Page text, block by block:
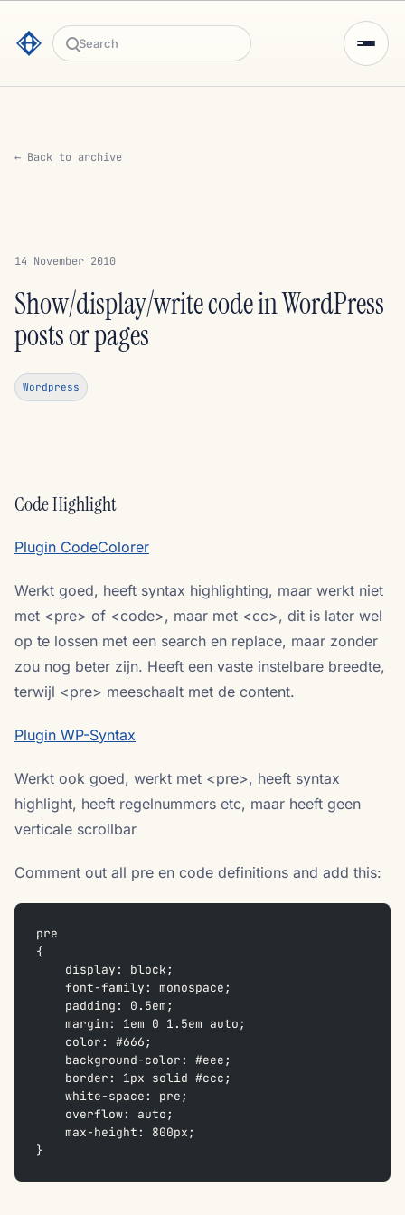
Search
← Back to archive
14 November 2010
Show/display/write code in WordPress
posts or pages
Wordpress
Code Highlight
Plugin CodeColorer
Werkt goed, heeft syntax highlighting, maar werkt niet
met <pre> of <code>, maar met <cc>, dit is later wel
op te lossen met een search en replace, maar zonder
zou nog beter zijn. Heeft een vaste instelbare breedte,
terwijl <pre> meeschaalt met de content.
Plugin WP-Syntax
Werkt ook goed, werkt met <pre>, heeft syntax
highlight, heeft regelnummers etc, maar heeft geen
verticale scrollbar
Comment out all pre en code definitions and add this:
pre
{
    display: block;
    font-family: monospace;
    padding: 0.5em;
    margin: 1em 0 1.5em auto;
    color: #666;
    background-color: #eee;
    border: 1px solid #ccc;
    white-space: pre;
    overflow: auto;
    max-height: 800px;
}